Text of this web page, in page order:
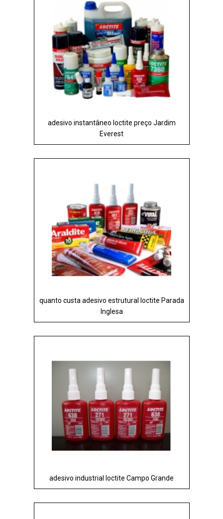
adesivo instantâneo loctite preço Jardim
Everest
quanto custa adesivo estrutural loctite Parada
Inglesa
adesivo industrial loctite Campo Grande